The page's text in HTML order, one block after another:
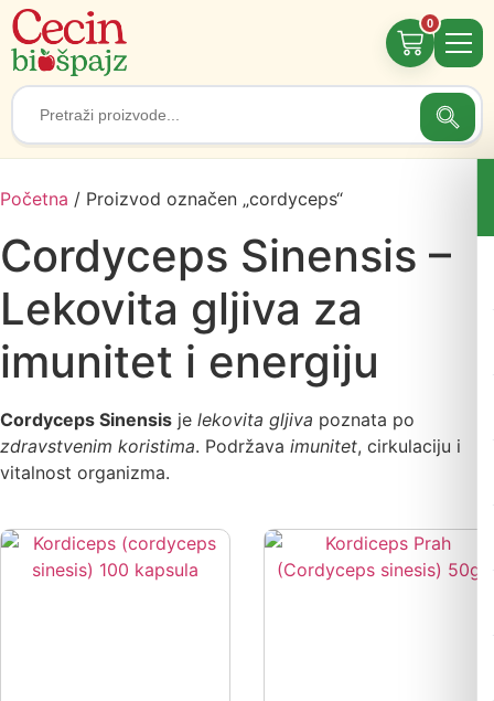
Search
for:
0
Početna / Proizvod označen „cordyceps“
Cordyceps Sinensis –
Lekovita gljiva za
imunitet i energiju
Cordyceps Sinensis je lekovita gljiva poznata po
zdravstvenim koristima. Podržava imunitet, cirkulaciju i
vitalnost organizma.